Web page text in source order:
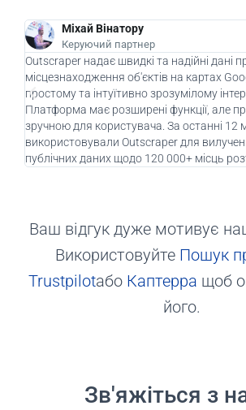
Міхай Вінатору
Керуючий партнер
Outscraper надає швидкі та надійні дані
місцезнаходження об'єктів на картах
простому та інтуїтивно зрозумілому
Платформа має розширені функції, але
зручною для користувача. За останні 12
використовували Outscraper для
публічних даних щодо 120 000+ місць
Ваш відгук дуже мотивує
Використовуйте Пошук
Trustpilotабо Каптерра щоб
його.
Зв'яжіться з